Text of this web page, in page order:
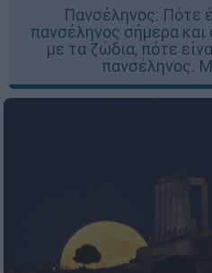
Πανσέληνος: Πότε
πανσέληνος σήμερα
με τα ζώδια, πότε
πανσέληνος.